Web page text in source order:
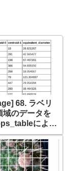
68. ラベリ
域のデータを
により
で取